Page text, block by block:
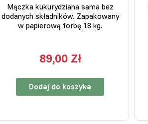
Mączka kukurydziana sama bez
dodanych składników. Zapakowany
w papierową torbę 18 kg.
89,00 Zł
Dodaj do koszyka